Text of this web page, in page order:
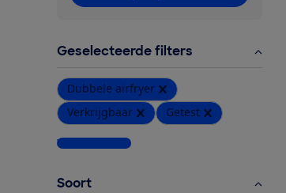
Geselecteerde filters
Dubbele airfryer
Verkrijgbaar
Getest
Wis alle filters
Soort